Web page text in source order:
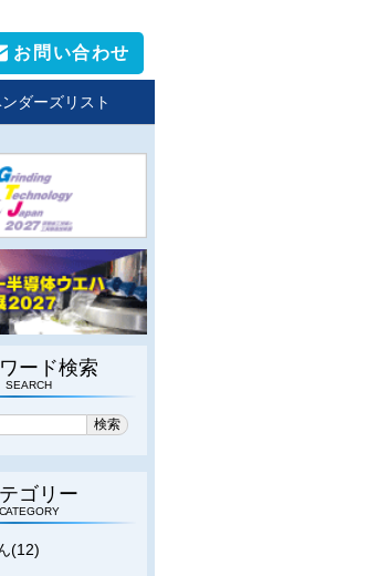
お問い合わせ
ダーズリスト
ード検索
SEARCH
ゴリー
CATEGORY
(12)